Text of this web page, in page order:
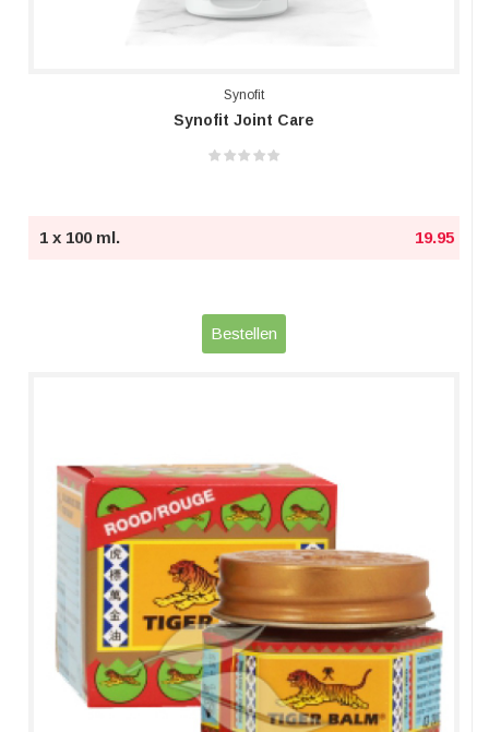
Synofit
Synofit Joint Care
1 x 100 ml. 19.95
Bestellen